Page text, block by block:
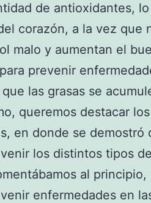
de antioxidantes,
corazón, a la vez que
malo y aumentan el
prevenir
las grasas se
queremos destacar
en donde se demostró
los distintos tipos
al
enfermedades en